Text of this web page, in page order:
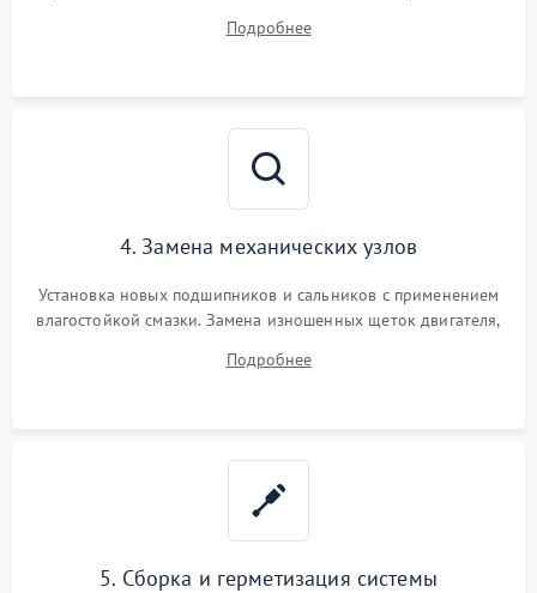
Восстановление целостности проводки и контактов.
Подробнее
4. Замена механических узлов
Установка новых подшипников и сальников с применением
влагостойкой смазки. Замена изношенных щеток двигателя,
или поврежденной резиновой манжеты.
Подробнее
5. Сборка и герметизация системы